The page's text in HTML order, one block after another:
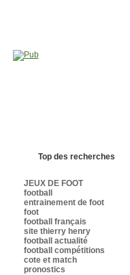
Top des recherches
JEUX DE FOOT
football
entrainement de foot
foot
football français
site thierry henry
football actualité
football compétitions
cote et match
pronostics